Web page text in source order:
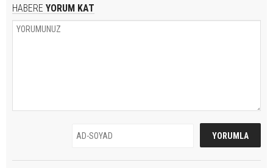
HABERE YORUM KAT